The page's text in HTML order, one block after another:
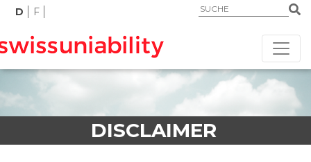
D F
DISCLAIMER